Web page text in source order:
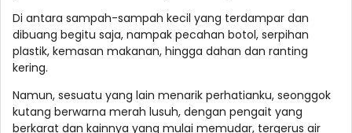
Di antara sampah-sampah kecil yang terdampar dan
dibuang begitu saja, nampak pecahan botol, serpihan
plastik, kemasan makanan, hingga dahan dan ranting
kering.
Namun, sesuatu yang lain menarik perhatianku, seonggok
kutang berwarna merah lusuh, dengan pengait yang
berkarat dan kainnya yang mulai memudar, tergerus air